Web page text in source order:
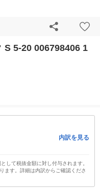
S 5-20 006798406 1
内訳を見る
して税抜金額に対し付与されます。
ます。詳細は内訳からご確認くださ